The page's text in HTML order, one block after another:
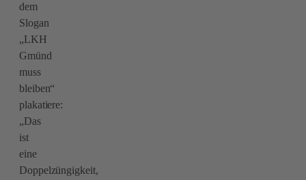
dem
Slogan
„LKH
Gmünd
muss
bleiben“
plakatiere:
„Das
ist
eine
Doppelzüngigkeit,